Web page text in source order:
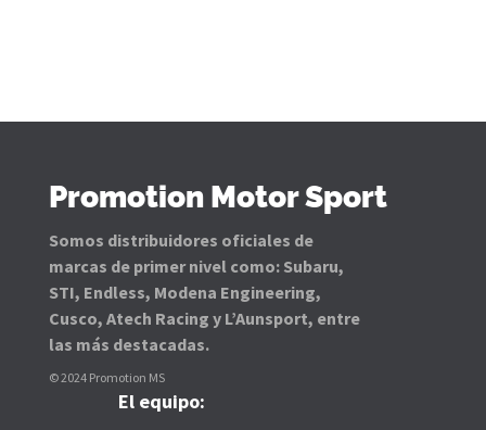
Promotion Motor Sport
Somos distribuidores oficiales de
marcas de primer nivel como: Subaru,
STI, Endless, Modena Engineering,
Cusco, Atech Racing y L’Aunsport, entre
las más destacadas.
© 2024 Promotion MS
El equipo: